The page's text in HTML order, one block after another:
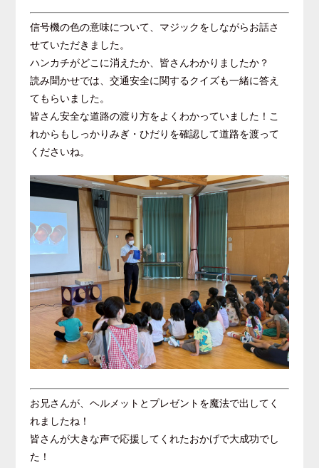
信号機の色の意味について、マジックをしながらお話さ
せていただきました。
ハンカチがどこに消えたか、皆さんわかりましたか？
読み聞かせでは、交通安全に関するクイズも一緒に答え
てもらいました。
皆さん安全な道路の渡り方をよくわかっていました！こ
れからもしっかりみぎ・ひだりを確認して道路を渡って
くださいね。
お兄さんが、ヘルメットとプレゼントを魔法で出してく
れましたね！
皆さんが大きな声で応援してくれたおかげで大成功でし
た！